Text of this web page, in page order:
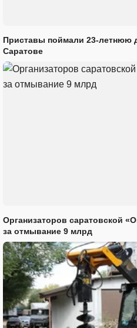
Приставы поймали 23-летнюю
Саратове
Организаторов саратовской
за отмывание 9 млрд